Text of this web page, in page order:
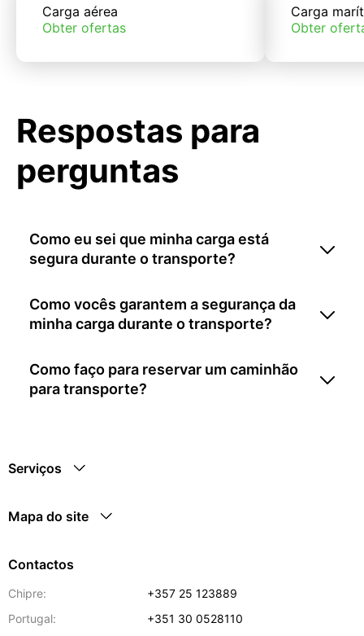
Carga aérea
Obter ofertas
Carga
Obter
Respostas para
perguntas
Como eu sei que minha carga está
segura durante o transporte?
Como vocês garantem a segurança da
minha carga durante o transporte?
Como faço para reservar um caminhão
para transporte?
Serviços
Mapa do site
Contactos
Chipre:
+357 25 123889
Portugal:
+351 30 0528110